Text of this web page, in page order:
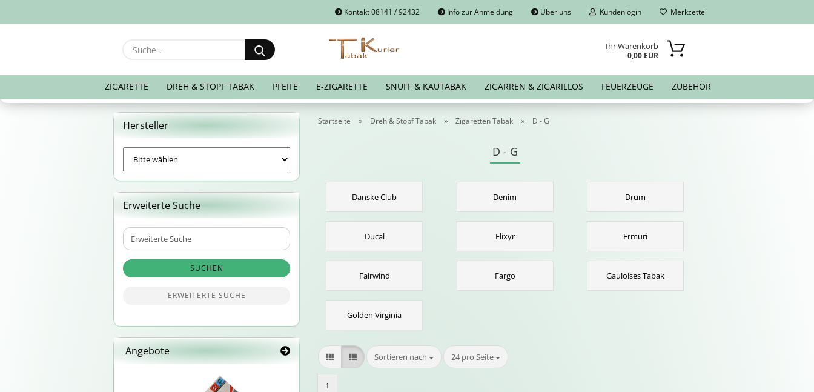
Kontakt 08141 / 92432 Info zur Anmeldung Über uns Kundenlogin
Konto erstellen
Passwort vergessen?
Merkzettel
Suche... Ihr Warenkorb
0,00 EUR
ZIGARETTE DREH & STOPF TABAK PFEIFE E-ZIGARETTE SNUFF & KAUTABAK ZIGARREN & ZIGARILLOS FEUERZEUGE ZUBEHÖR
Startseite » Dreh & Stopf Tabak » Zigaretten Tabak » D - G
D - G
Danske Club Denim Drum
Ducal Elixyr Ermuri
Fairwind Fargo Gauloises Tabak
Golden Virginia
Sortieren nach
Sortieren nach 24 pro Seite
pro Seite
1
Hersteller
Erweiterte Suche
Erweiterte
Suche
SUCHEN
ERWEITERTE SUCHE
Angebote